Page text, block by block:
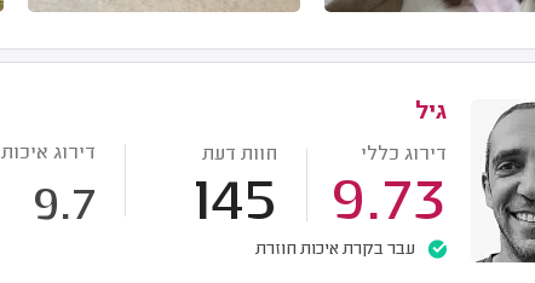
גיל
דירוג כללי
9.73
חוות דעת
145
דירוג איכות
9.7
עבר בקרת איכות חוזרת